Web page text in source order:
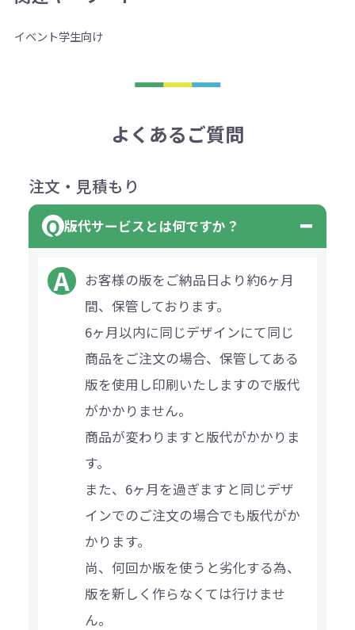
イベント学生向け
よくあるご質問
注文・見積もり
版代サービスとは何ですか？
お客様の版をご納品日より約6ヶ月
間、保管しております。
6ヶ月以内に同じデザインにて同じ
商品をご注文の場合、保管してある
版を使用し印刷いたしますので版代
がかかりません。
商品が変わりますと版代がかかりま
す。
また、6ヶ月を過ぎますと同じデザ
インでのご注文の場合でも版代がか
かります。
尚、何回か版を使うと劣化する為、
版を新しく作らなくては行けませ
ん。